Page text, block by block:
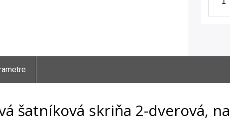
šatníková skriňa 2-dverová,